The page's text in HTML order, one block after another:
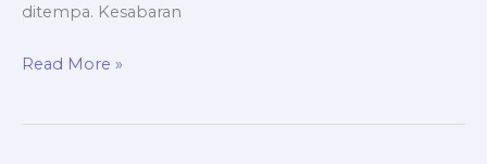
ditempa. Kesabaran
Read More »